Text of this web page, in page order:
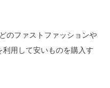
のファストファッションや
用して安いものを購入す